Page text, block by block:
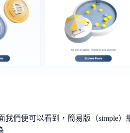
我們便可以看到，簡易版（simple）